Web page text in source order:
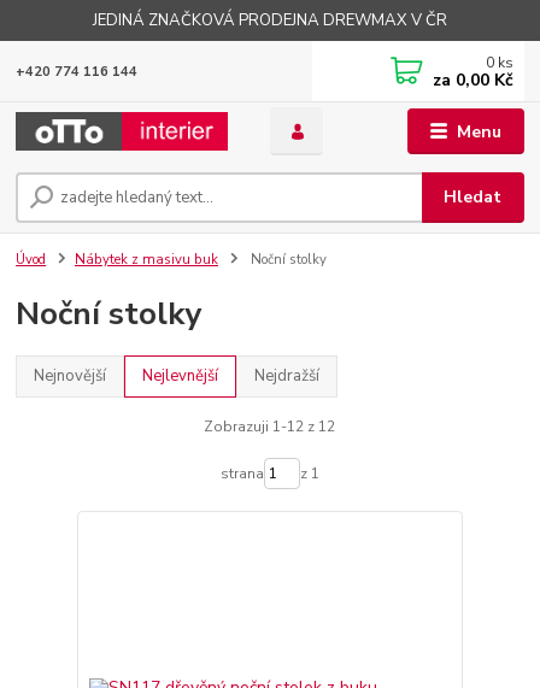
JEDINÁ ZNAČKOVÁ PRODEJNA DREWMAX V ČR
Menu
Hledat
+420 774 116 144 0 ks
za 0,00 Kč
Úvod Nábytek z masivu buk Noční stolky
Noční stolky
Nejnovější Nejlevnější Nejdražší
Zobrazuji 1-12 z 12
strana z 1